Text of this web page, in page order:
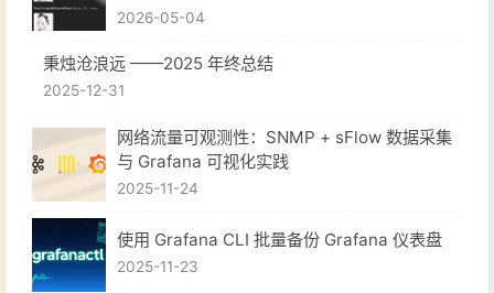
2026-05-04
秉烛沧浪远 ——2025 年终总结
2025-12-31
网络流量可观测性：SNMP + sFlow 数据采集
与 Grafana 可视化实践
2025-11-24
使用 Grafana CLI 批量备份 Grafana 仪表盘
2025-11-23